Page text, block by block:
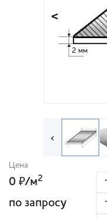
2 мм
<
‹
Цена
0 ₽/м2
по запросу